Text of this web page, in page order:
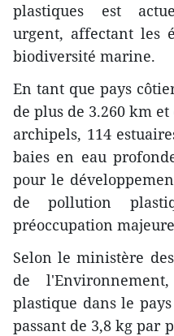
plastiques est
urgent, affectant les
biodiversité marine.
En tant que pays
de plus de 3.260 km
archipels, 114
baies en eau
pour le
de pollution
préoccupation
Selon le ministère
de
plastique dans le
passant de 3,8 kg par